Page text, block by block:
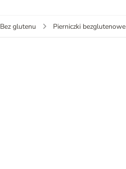
Bez glutenu Pierniczki bezglutenowe